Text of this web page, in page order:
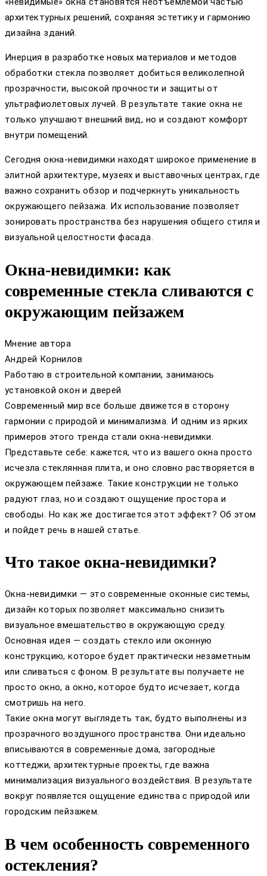
архитектурных решений, сохраняя эстетику и гармонию
дизайна зданий.
Инерция в разработке новых материалов и методов
обработки стекла позволяет добиться великолепной
прозрачности, высокой прочности и защиты от
ультрафиолетовых лучей. В результате такие окна не
только улучшают внешний вид, но и создают комфорт
внутри помещений.
Сегодня окна-невидимки находят широкое применение в
элитной архитектуре, музеях и выставочных центрах, где
важно сохранить обзор и подчеркнуть уникальность
окружающего пейзажа. Их использование позволяет
зонировать пространства без нарушения общего стиля и
визуальной целостности фасада.
Окна-невидимки: как
современные стекла сливаются с
окружающим пейзажем
Мнение автора
Андрей Корнилов
Работаю в строительной компании, занимаюсь
установкой окон и дверей
Современный мир все больше движется в сторону
гармонии с природой и минимализма. И одним из ярких
примеров этого тренда стали окна-невидимки.
Представьте себе: кажется, что из вашего окна просто
исчезла стеклянная плита, и оно словно растворяется в
окружающем пейзаже. Такие конструкции не только
радуют глаз, но и создают ощущение простора и
свободы. Но как же достигается этот эффект? Об этом
и пойдет речь в нашей статье.
Что такое окна-невидимки?
Окна-невидимки — это современные оконные системы,
дизайн которых позволяет максимально снизить
визуальное вмешательство в окружающую среду.
Основная идея — создать стекло или оконную
конструкцию, которое будет практически незаметным
или сливаться с фоном. В результате вы получаете не
просто окно, а окно, которое будто исчезает, когда
смотришь на него.
Такие окна могут выглядеть так, будто выполнены из
прозрачного воздушного пространства. Они идеально
вписываются в современные дома, загородные
коттеджи, архитектурные проекты, где важна
минимализация визуального воздействия. В результате
вокруг появляется ощущение единства с природой или
городским пейзажем.
В чем особенность современного
остекления?